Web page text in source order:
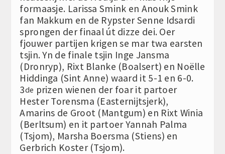
formaasje. Larissa Smink en Anouk Smink
fan Makkum en de Rypster Senne Idsardi
sprongen der finaal út dizze dei. Oer
fjouwer partijen krigen se mar twa earsten
tsjin. Yn de finale tsjin Inge Jansma
(Dronryp), Rixt Blanke (Boalsert) en Noëlle
Hiddinga (Sint Anne) waard it 5-1 en 6-0.
3de prizen wienen der foar it partoer
Hester Torensma (Easternijtsjerk),
Amarins de Groot (Mantgum) en Rixt Winia
(Berltsum) en it partoer Yannah Palma
(Tsjom), Marsha Boersma (Stiens) en
Gerbrich Koster (Tsjom).